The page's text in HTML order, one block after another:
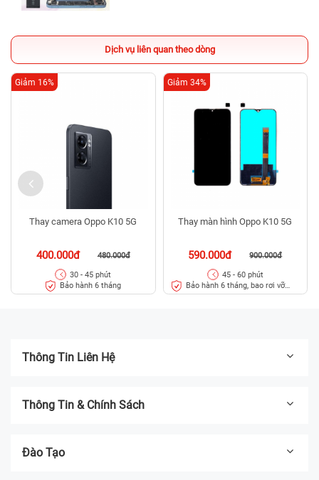
Dịch vụ liên quan theo dòng
Thay camera Oppo K10 5G
400.000đ 480.000đ
Giảm 16%
30 - 45 phút
Bảo hành 6 tháng
Thay màn hình Oppo K10 5G
590.000đ 900.000đ
Giảm 34%
45 - 60 phút
Bảo hành 6 tháng, bao rơi vỡ
kính
Thông Tin Liên Hệ
Thông Tin & Chính Sách
Đào Tạo